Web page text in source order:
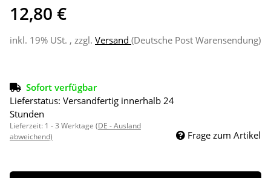
12,80 €
inkl. 19% USt. , zzgl. Versand (Deutsche Post Warensendung)
Sofort verfügbar
Lieferstatus: Versandfertig innerhalb 24
Stunden
Lieferzeit: 1 - 3 Werktage (DE - Ausland
abweichend)
Frage zum Artikel